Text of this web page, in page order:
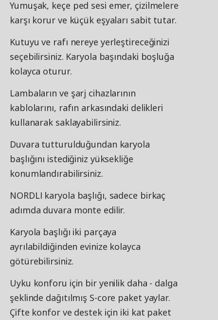
Yumuşak, keçe ped sesi emer, çizilmelere
karşı korur ve küçük eşyaları sabit tutar.
Kutuyu ve rafı nereye yerleştireceğinizi
seçebilirsiniz. Karyola başındaki boşluğa
kolayca oturur.
Lambaların ve şarj cihazlarının
kablolarını, rafın arkasındaki delikleri
kullanarak saklayabilirsiniz.
Duvara tutturulduğundan karyola
başlığını istediğiniz yüksekliğe
konumlandırabilirsiniz.
NORDLI karyola başlığı, sadece birkaç
adımda duvara monte edilir.
Karyola başlığı iki parçaya
ayrılabildiğinden evinize kolayca
götürebilirsiniz.
Uyku konforu için bir yenilik daha - dalga
şeklinde dağıtılmış S-core paket yaylar.
Çifte konfor ve destek için iki kat paket